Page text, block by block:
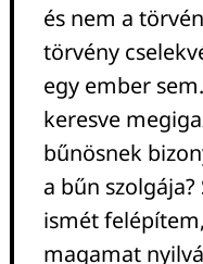
és nem a
törvény
egy ember
keresve
bűnösnek
a bűn
ismét
magamat